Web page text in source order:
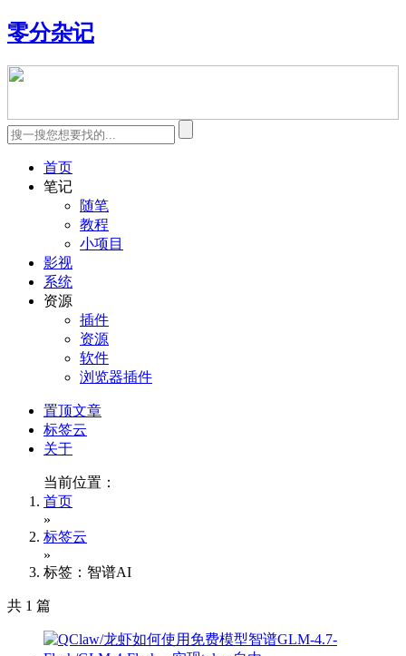
零分杂记
首页
笔记
随笔
教程
小项目
影视
系统
资源
插件
资源
软件
浏览器插件
置顶文章
标签云
关于
当前位置：
首页
»
标签云
»
标签：智谱AI
共 1 篇